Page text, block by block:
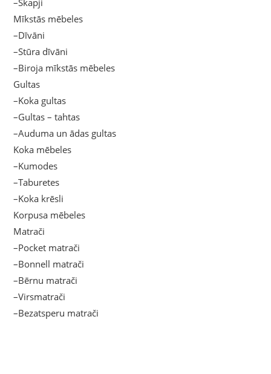
Mīkstās mēbeles
–Dīvāni
–Stūra dīvāni
–Biroja mīkstās mēbeles
Gultas
–Koka gultas
–Gultas – tahtas
–Auduma un ādas gultas
Koka mēbeles
–Kumodes
–Taburetes
–Koka krēsli
Korpusa mēbeles
Matrači
–Pocket matrači
–Bonnell matrači
–Bērnu matrači
–Virsmatrači
–Bezatsperu matrači